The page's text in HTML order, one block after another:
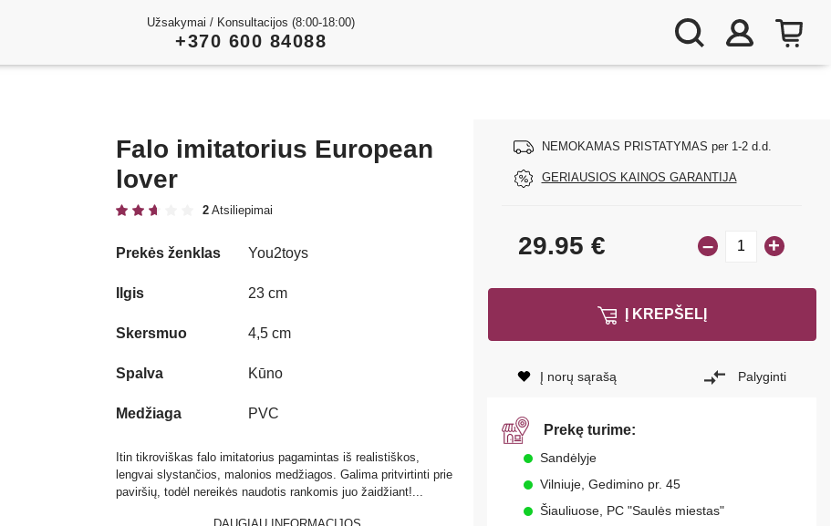
Užsakymai / Konsultacijos (8:00-18:00)
+370 600 84088
Falo imitatorius European
lover
2 Atsiliepimai
NEMOKAMAS PRISTATYMAS per 1-2 d.d.
GERIAUSIOS KAINOS GARANTIJA
Prekės ženklas You2toys
Ilgis 23 cm
Skersmuo 4,5 cm
Spalva Kūno
Medžiaga PVC
Itin tikroviškas falo imitatorius pagamintas iš realistiškos,
lengvai slystančios, malonios medžiagos. Galima pritvirtinti prie
paviršių, todėl nereikės naudotis rankomis juo žaidžiant!...
29.95 € – +
Į KREPŠELĮ
Į norų sąrašą Palyginti
Prekę turime:
Sandėlyje
Vilniuje, Gedimino pr. 45
Šiauliuose, PC "Saulės miestas"